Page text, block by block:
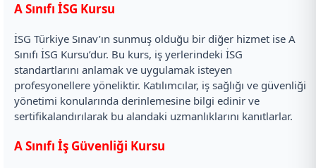
A Sınıfı İSG Kursu
İSG Türkiye Sınav’ın sunmuş olduğu bir diğer hizmet ise A
Sınıfı İSG Kursu’dur. Bu kurs, iş yerlerindeki İSG
standartlarını anlamak ve uygulamak isteyen
profesyonellere yöneliktir. Katılımcılar, iş sağlığı ve güvenliği
yönetimi konularında derinlemesine bilgi edinir ve
sertifikalandırılarak bu alandaki uzmanlıklarını kanıtlarlar.
A Sınıfı İş Güvenliği Kursu